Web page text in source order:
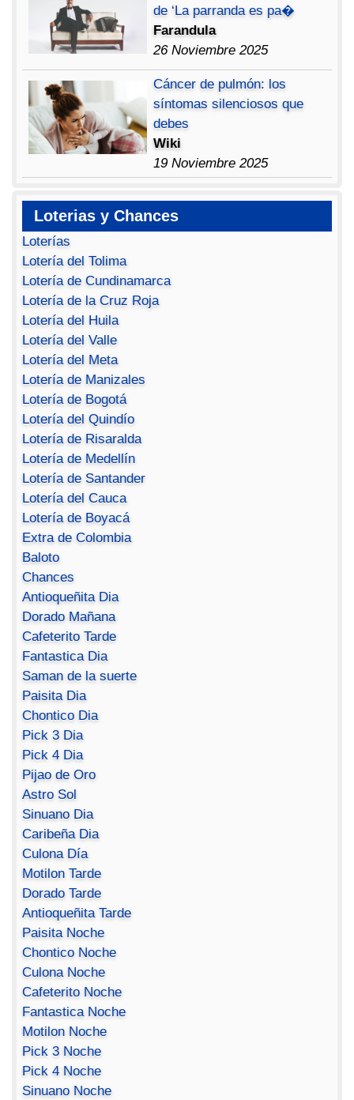
de ‘La parranda es pa�
Farandula
26 Noviembre 2025
Cáncer de pulmón: los
síntomas silenciosos que
debes
Wiki
19 Noviembre 2025
Loterias y Chances
Loterías
Lotería del Tolima
Lotería de Cundinamarca
Lotería de la Cruz Roja
Lotería del Huila
Lotería del Valle
Lotería del Meta
Lotería de Manizales
Lotería de Bogotá
Lotería del Quindío
Lotería de Risaralda
Lotería de Medellín
Lotería de Santander
Lotería del Cauca
Lotería de Boyacá
Extra de Colombia
Baloto
Chances
Antioqueñita Dia
Dorado Mañana
Cafeterito Tarde
Fantastica Dia
Saman de la suerte
Paisita Dia
Chontico Dia
Pick 3 Dia
Pick 4 Dia
Pijao de Oro
Astro Sol
Sinuano Dia
Caribeña Dia
Culona Día
Motilon Tarde
Dorado Tarde
Antioqueñita Tarde
Paisita Noche
Chontico Noche
Culona Noche
Cafeterito Noche
Fantastica Noche
Motilon Noche
Pick 3 Noche
Pick 4 Noche
Sinuano Noche